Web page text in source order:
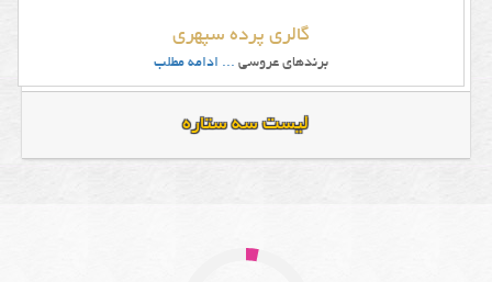
گالری پرده سپهری
برندهای عروسی ... ادامه مطلب
لیست سه ستاره